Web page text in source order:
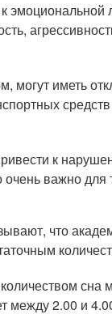
эмоциональной
иметь
к
важно для
что
сна
между 2.00 и